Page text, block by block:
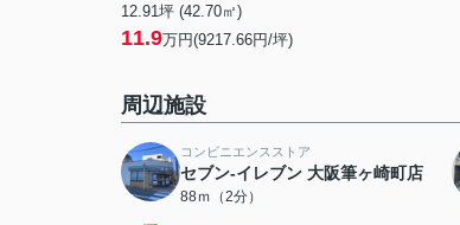
12.91坪 (42.70㎡)
11.9万円(9217.66円/坪)
周辺施設
コンビニエンスストア
セブン-イレブン 大阪筆ヶ崎町店
88ｍ（2分）